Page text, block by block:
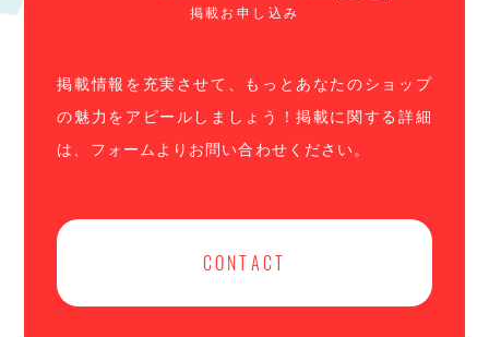
掲載お申し込み
掲載情報を充実させて、もっとあなたのショップ
の魅力をアピールしましょう！掲載に関する詳細
は、フォームよりお問い合わせください。
CONTACT